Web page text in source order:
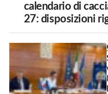
calendario di
27: disposizioni